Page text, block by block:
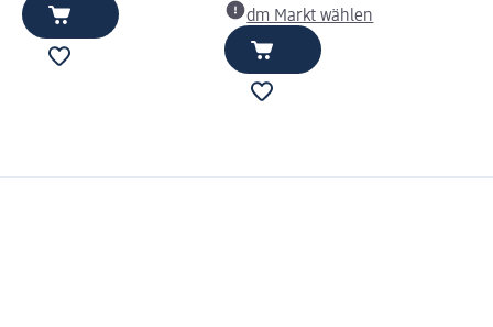
dm Markt wählen